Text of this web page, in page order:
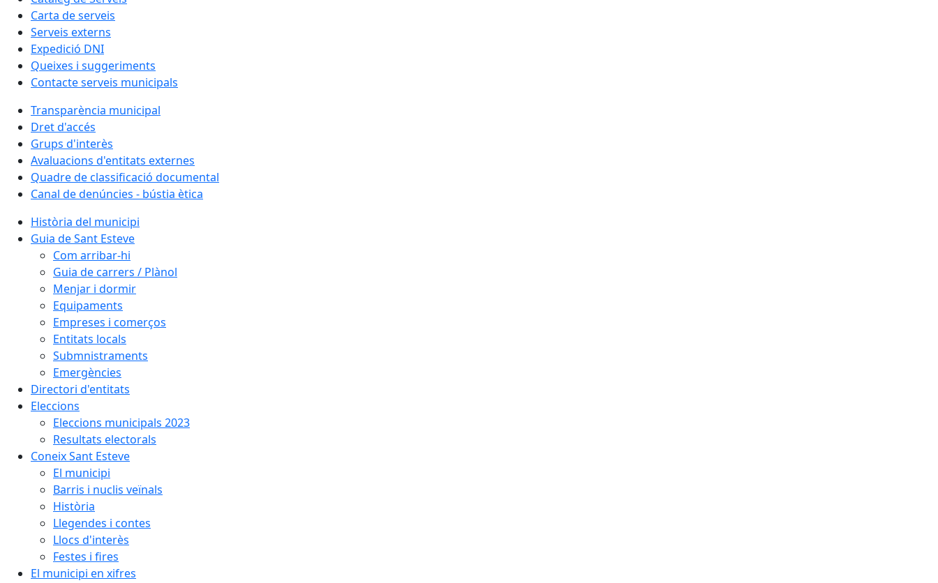
Carta de serveis
Serveis externs
Expedició DNI
Queixes i suggeriments
Contacte serveis municipals
Transparència municipal
Dret d'accés
Grups d'interès
Avaluacions d'entitats externes
Quadre de classificació documental
Canal de denúncies - bústia ètica
Història del municipi
Guia de Sant Esteve
Com arribar-hi
Guia de carrers / Plànol
Menjar i dormir
Equipaments
Empreses i comerços
Entitats locals
Submnistraments
Emergències
Directori d'entitats
Eleccions
Eleccions municipals 2023
Resultats electorals
Coneix Sant Esteve
El municipi
Barris i nuclis veïnals
Història
Llegendes i contes
Llocs d'interès
Festes i fires
El municipi en xifres